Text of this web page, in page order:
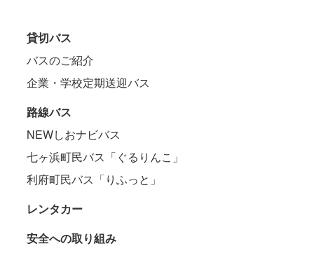
貸切バス
バスのご紹介
企業・学校定期送迎バス
路線バス
NEWしおナビバス
七ヶ浜町民バス「ぐるりんこ」
利府町民バス「りふっと」
レンタカー
安全への取り組み